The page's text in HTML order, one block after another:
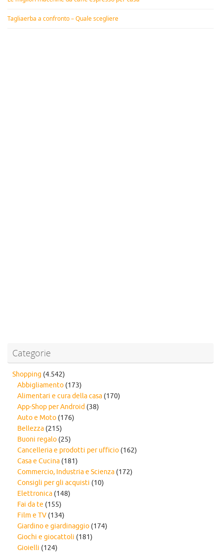
Tagliaerba a confronto – Quale scegliere
Categorie
Shopping (4.542)
Abbigliamento (173)
Alimentari e cura della casa (170)
App-Shop per Android (38)
Auto e Moto (176)
Bellezza (215)
Buoni regalo (25)
Cancelleria e prodotti per ufficio (162)
Casa e Cucina (181)
Commercio, Industria e Scienza (172)
Consigli per gli acquisti (10)
Elettronica (148)
Fai da te (155)
Film e TV (134)
Giardino e giardinaggio (174)
Giochi e giocattoli (181)
Gioielli (124)